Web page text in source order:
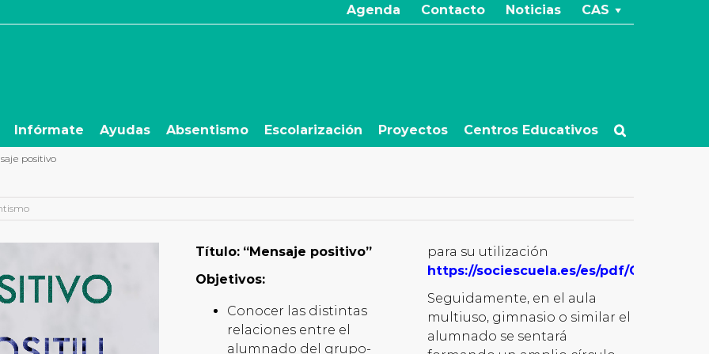
Agenda Contacto Noticias CAS
Infórmate Ayudas Absentismo Escolarización Proyectos Centros Educativos
positivo
Título: “Mensaje positivo”
Objetivos:
Conocer las distintas
relaciones entre el
alumnado del grupo-
para su utilización
https://sociescuela.es/es/pdf/
Seguidamente, en el aula
multiuso, gimnasio o similar el
alumnado se sentará